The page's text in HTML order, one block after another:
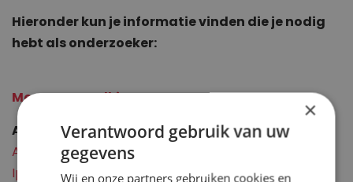
Hieronder kun je informatie vinden die je nodig
hebt als onderzoeker:
Meet Mee Toolkit
ArcGIS Survey123 app(Meet app)
Android
Iphone
×
Verantwoord gebruik van uw
gegevens
Wij en onze partners gebruiken cookies en